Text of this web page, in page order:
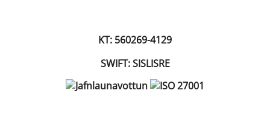
KT: 560269-4129
SWIFT: SISLISRE